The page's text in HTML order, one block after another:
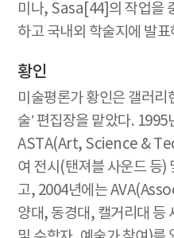
미나, Sasa[44]의 작업을
하고 국내외 학술지에 발표
황인
미술평론가 황인은 갤러리
술’ 편집장을 맡았다.
ASTA(Art, Science &
여 전시(탠져블 사운드 등)
고, 2004년에는
양대, 동경대, 캘거리대 등